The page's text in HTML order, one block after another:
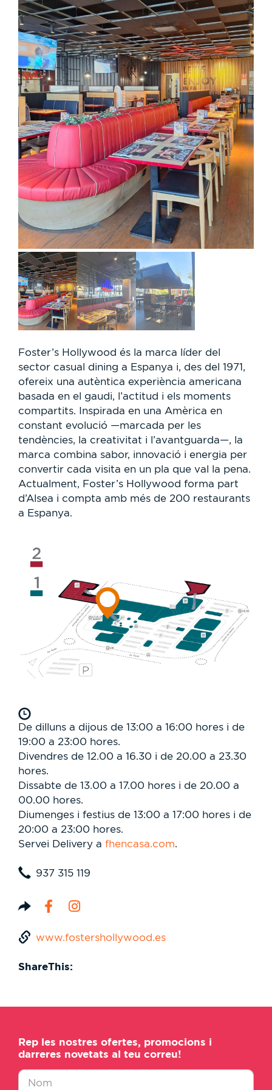
Foster’s Hollywood és la marca líder del
sector casual dining a Espanya i, des del 1971,
ofereix una autèntica experiència americana
basada en el gaudi, l’actitud i els moments
compartits. Inspirada en una Amèrica en
constant evolució —marcada per les
tendències, la creativitat i l’avantguarda—, la
marca combina sabor, innovació i energia per
convertir cada visita en un pla que val la pena.
Actualment, Foster’s Hollywood forma part
d’Alsea i compta amb més de 200 restaurants
a Espanya.
De dilluns a dijous de 13:00 a 16:00 hores i de
19:00 a 23:00 hores.
Divendres de 12.00 a 16.30 i de 20.00 a 23.30
hores.
Dissabte de 13.00 a 17.00 hores i de 20.00 a
00.00 hores.
Diumenges i festius de 13:00 a 17:00 hores i de
20:00 a 23:00 hores.
Servei Delivery a fhencasa.com.
937 315 119
www.fostershollywood.es
ShareThis:
Rep les nostres ofertes, promocions i
darreres novetats al teu correu!